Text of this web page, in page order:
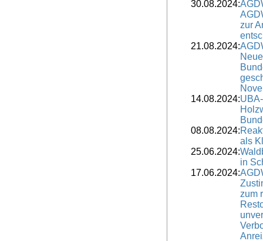
30.08.2024:
zur
21.08.2024:
14.08.2024:
08.08.2024:
als
25.06.2024:
in
17.06.2024:
zum